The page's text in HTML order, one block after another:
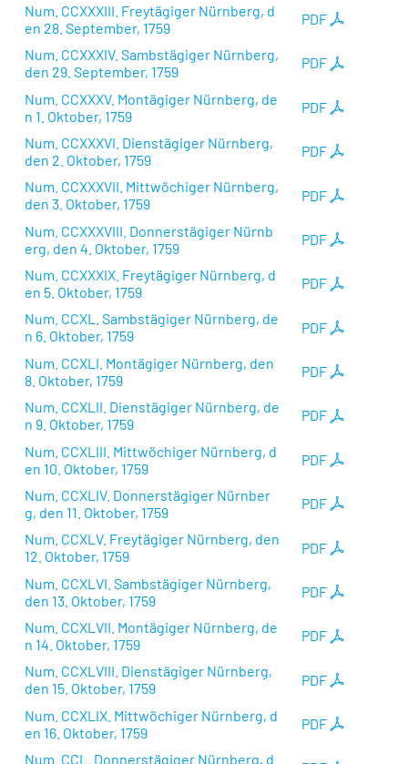
PDF
Num. CCXXXIII. Freytägiger Nürnberg, d
en 28. September, 1759
PDF
Num. CCXXXIV. Sambstägiger Nürnberg,
den 29. September, 1759
PDF
Num. CCXXXV. Montägiger Nürnberg, de
n 1. Oktober, 1759
PDF
Num. CCXXXVI. Dienstägiger Nürnberg,
den 2. Oktober, 1759
PDF
Num. CCXXXVII. Mittwöchiger Nürnberg,
den 3. Oktober, 1759
PDF
Num. CCXXXVIII. Donnerstägiger Nürnb
erg, den 4. Oktober, 1759
PDF
Num. CCXXXIX. Freytägiger Nürnberg, d
en 5. Oktober, 1759
PDF
Num. CCXL. Sambstägiger Nürnberg, de
n 6. Oktober, 1759
PDF
Num. CCXLI. Montägiger Nürnberg, den
8. Oktober, 1759
PDF
Num. CCXLII. Dienstägiger Nürnberg, de
n 9. Oktober, 1759
PDF
Num. CCXLIII. Mittwöchiger Nürnberg, d
en 10. Oktober, 1759
PDF
Num. CCXLIV. Donnerstägiger Nürnber
g, den 11. Oktober, 1759
PDF
Num. CCXLV. Freytägiger Nürnberg, den
12. Oktober, 1759
PDF
Num. CCXLVI. Sambstägiger Nürnberg,
den 13. Oktober, 1759
PDF
Num. CCXLVII. Montägiger Nürnberg, de
n 14. Oktober, 1759
PDF
Num. CCXLVIII. Dienstägiger Nürnberg,
den 15. Oktober, 1759
PDF
Num. CCXLIX. Mittwöchiger Nürnberg, d
en 16. Oktober, 1759
Num. CCL. Donnerstägiger Nürnberg, d